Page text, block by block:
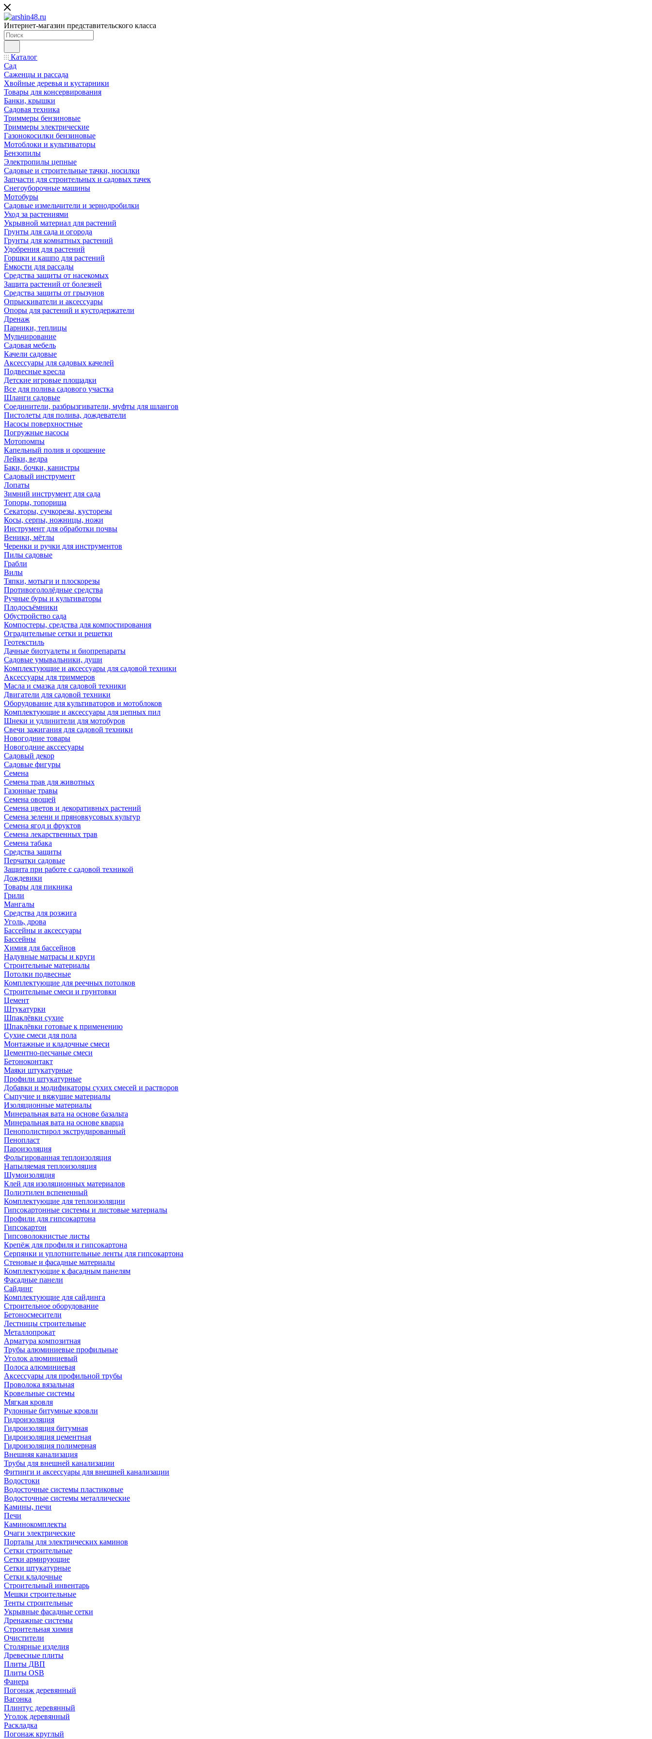
Интернет-магазин представительского класса
Каталог
Сад
Саженцы и рассада
Хвойные деревья и кустарники
Товары для консервирования
Банки, крышки
Садовая техника
Триммеры бензиновые
Триммеры электрические
Газонокосилки бензиновые
Мотоблоки и культиваторы
Бензопилы
Электропилы цепные
Садовые и строительные тачки, носилки
Запчасти для строительных и садовых тачек
Снегоуборочные машины
Мотобуры
Садовые измельчители и зернодробилки
Уход за растениями
Укрывной материал для растений
Грунты для сада и огорода
Грунты для комнатных растений
Удобрения для растений
Горшки и кашпо для растений
Ёмкости для рассады
Средства защиты от насекомых
Защита растений от болезней
Средства защиты от грызунов
Опрыскиватели и аксессуары
Опоры для растений и кустодержатели
Дренаж
Парники, теплицы
Мульчирование
Садовая мебель
Качели садовые
Аксессуары для садовых качелей
Подвесные кресла
Детские игровые площадки
Все для полива садового участка
Шланги садовые
Соединители, разбрызгиватели, муфты для шлангов
Пистолеты для полива, дождеватели
Насосы поверхностные
Погружные насосы
Мотопомпы
Капельный полив и орошение
Лейки, ведра
Баки, бочки, канистры
Садовый инструмент
Лопаты
Зимний инструмент для сада
Топоры, топорища
Секаторы, сучкорезы, кусторезы
Косы, серпы, ножницы, ножи
Инструмент для обработки почвы
Веники, мётлы
Черенки и ручки для инструментов
Пилы садовые
Грабли
Вилы
Тяпки, мотыги и плоскорезы
Противогололёдные средства
Ручные буры и культиваторы
Плодосъёмники
Обустройство сада
Компостеры, средства для компостирования
Оградительные сетки и решетки
Геотекстиль
Дачные биотуалеты и биопрепараты
Садовые умывальники, души
Комплектующие и аксессуары для садовой техники
Аксессуары для триммеров
Масла и смазка для садовой техники
Двигатели для садовой техники
Оборудование для культиваторов и мотоблоков
Комплектующие и аксессуары для цепных пил
Шнеки и удлинители для мотобуров
Свечи зажигания для садовой техники
Новогодние товары
Новогодние акссесуары
Садовый декор
Садовые фигуры
Семена
Семена трав для животных
Газонные травы
Семена овощей
Семена цветов и декоративных растений
Семена зелени и пряновкусовых культур
Семена ягод и фруктов
Семена лекарственных трав
Семена табака
Средства защиты
Перчатки садовые
Защита при работе с садовой техникой
Дождевики
Товары для пикника
Грили
Мангалы
Средства для розжига
Уголь, дрова
Бассейны и аксессуары
Бассейны
Химия для бассейнов
Надувные матрасы и круги
Строительные материалы
Потолки подвесные
Комплектующие для реечных потолков
Строительные смеси и грунтовки
Цемент
Штукатурки
Шпаклёвки сухие
Шпаклёвки готовые к применению
Сухие смеси для пола
Монтажные и кладочные смеси
Цементно-песчаные смеси
Бетоноконтакт
Маяки штукатурные
Профили штукатурные
Добавки и модификаторы сухих смесей и растворов
Сыпучие и вяжущие материалы
Изоляционные материалы
Минеральная вата на основе базальта
Минеральная вата на основе кварца
Пенополистирол экструдированный
Пенопласт
Пароизоляция
Фольгированная теплоизоляция
Напыляемая теплоизоляция
Шумоизоляция
Клей для изоляционных материалов
Полиэтилен вспененный
Комплектующие для теплоизоляции
Гипсокартонные системы и листовые материалы
Профили для гипсокартона
Гипсокартон
Гипсоволокнистые листы
Крепёж для профиля и гипсокартона
Серпянки и уплотнительные ленты для гипсокартона
Стеновые и фасадные материалы
Комплектующие к фасадным панелям
Фасадные панели
Сайдинг
Комплектующие для сайдинга
Строительное оборудование
Бетоносмесители
Лестницы строительные
Металлопрокат
Арматура композитная
Трубы алюминиевые профильные
Уголок алюминиевый
Полоса алюминиевая
Аксессуары для профильной трубы
Проволока вязальная
Кровельные системы
Мягкая кровля
Рулонные битумные кровли
Гидроизоляция
Гидроизоляция битумная
Гидроизоляция цементная
Гидроизоляция полимерная
Внешняя канализация
Трубы для внешней канализации
Фитинги и аксессуары для внешней канализации
Водостоки
Водосточные системы пластиковые
Водосточные системы металлические
Камины, печи
Печи
Каминокомплекты
Очаги электрические
Порталы для электрических каминов
Сетки строительные
Сетки армирующие
Сетки штукатурные
Сетки кладочные
Строительный инвентарь
Мешки строительные
Тенты строительные
Укрывные фасадные сетки
Дренажные системы
Строительная химия
Очистители
Столярные изделия
Древесные плиты
Плиты ДВП
Плиты OSB
Фанера
Погонаж деревянный
Вагонка
Плинтус деревянный
Уголок деревянный
Раскладка
Погонаж круглый